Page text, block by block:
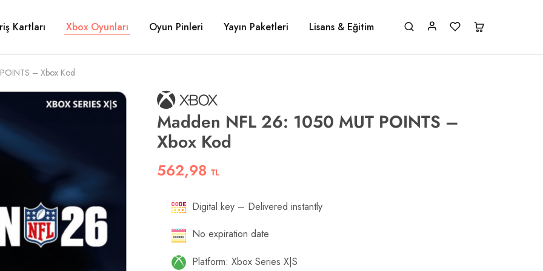
Kartları Xbox Oyunları Oyun Pinleri Yayın Paketleri Lisans & Eğitim
– Xbox Kod
Madden NFL 26: 1050 MUT POINTS –
Xbox Kod
562,98 TL
Digital key – Delivered instantly
No expiration date
Platform: Xbox Series X|S